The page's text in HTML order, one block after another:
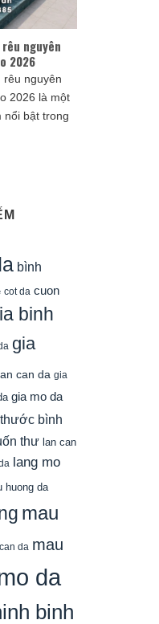
nguyên
2026
rêu nguyên
2026 là một
nổi bật trong
bình
cot da cuon
binh
gia
can da gia
gia mo da
bình
thư lan can
lang mo
huong da
mau
da mau
da
binh